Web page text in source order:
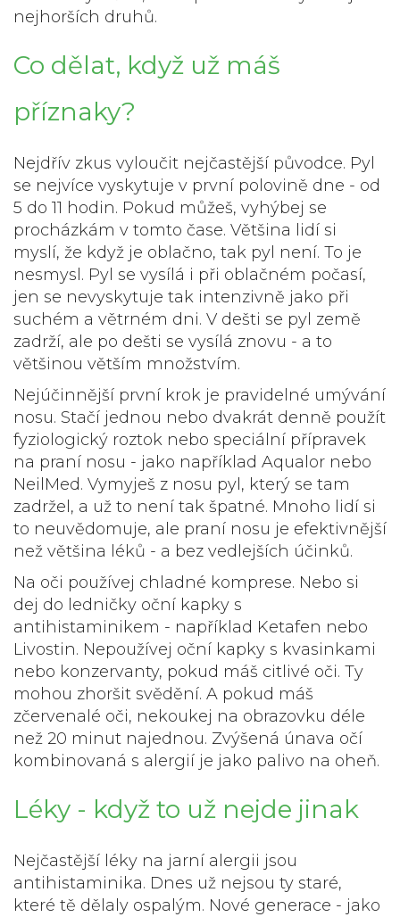
nejhorších druhů.
Co dělat, když už máš
příznaky?
Nejdřív zkus vyloučit nejčastější původce. Pyl
se nejvíce vyskytuje v první polovině dne - od
5 do 11 hodin. Pokud můžeš, vyhýbej se
procházkám v tomto čase. Většina lidí si
myslí, že když je oblačno, tak pyl není. To je
nesmysl. Pyl se vysílá i při oblačném počasí,
jen se nevyskytuje tak intenzivně jako při
suchém a větrném dni. V dešti se pyl země
zadrží, ale po dešti se vysílá znovu - a to
většinou větším množstvím.
Nejúčinnější první krok je pravidelné umývání
nosu. Stačí jednou nebo dvakrát denně použít
fyziologický roztok nebo speciální přípravek
na praní nosu - jako například Aqualor nebo
NeilMed. Vymyješ z nosu pyl, který se tam
zadržel, a už to není tak špatné. Mnoho lidí si
to neuvědomuje, ale praní nosu je efektivnější
než většina léků - a bez vedlejších účinků.
Na oči používej chladné komprese. Nebo si
dej do ledničky oční kapky s
antihistaminikem - například Ketafen nebo
Livostin. Nepoužívej oční kapky s kvasinkami
nebo konzervanty, pokud máš citlivé oči. Ty
mohou zhoršit svědění. A pokud máš
zčervenalé oči, nekoukej na obrazovku déle
než 20 minut najednou. Zvýšená únava očí
kombinovaná s alergií je jako palivo na oheň.
Léky - když to už nejde jinak
Nejčastější léky na jarní alergii jsou
antihistaminika. Dnes už nejsou ty staré,
které tě dělaly ospalým. Nové generace - jako